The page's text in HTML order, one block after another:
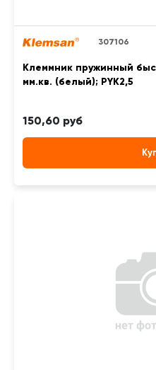
307106
Клеммник пружинный
мм.кв. (белый); PYK2,5
150,60 руб